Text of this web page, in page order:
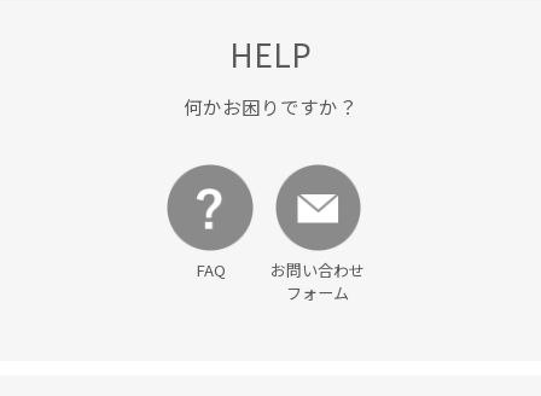
HELP
何かお困りですか？
FAQ
お問い合わせ
フォーム